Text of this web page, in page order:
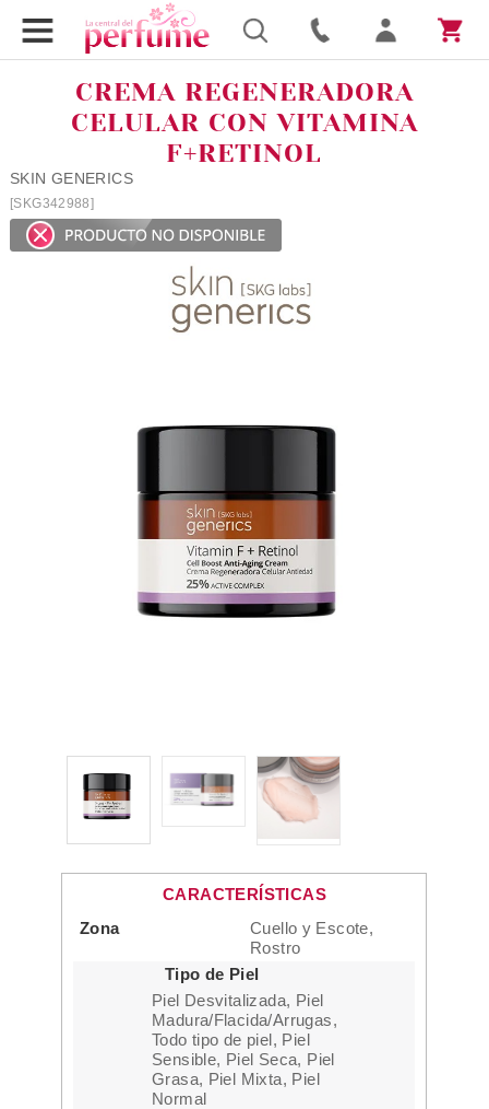
CREMA REGENERADORA
CELULAR CON VITAMINA
F+RETINOL
SKIN GENERICS
[SKG342988]
CARACTERÍSTICAS
Zona
Cuello y Escote,
Rostro
Tipo de Piel
Piel Desvitalizada, Piel
Madura/Flacida/Arrugas,
Todo tipo de piel, Piel
Sensible, Piel Seca, Piel
Grasa, Piel Mixta, Piel
Normal